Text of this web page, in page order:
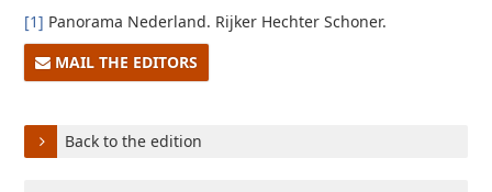
[1] Panorama Nederland. Rijker Hechter Schoner.
MAIL THE EDITORS
Back to the edition